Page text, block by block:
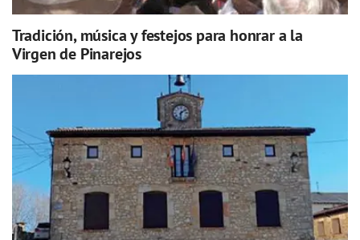
Tradición, música y festejos para honrar a la
Virgen de Pinarejos